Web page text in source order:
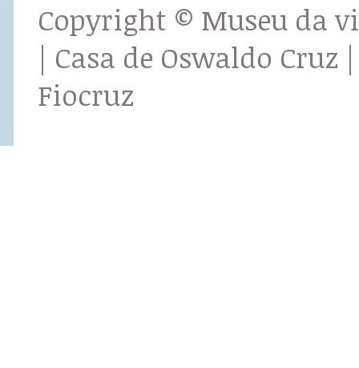
Copyright © Museu da
| Casa de Oswaldo Cruz |
Fiocruz